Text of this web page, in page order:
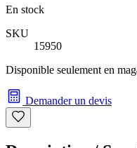
En stock
SKU
15950
Disponible seulement en
Demander un devis